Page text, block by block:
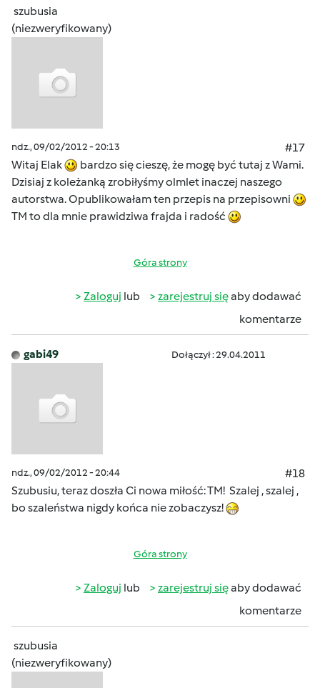
szubusia
(niezweryfikowany)
ndz., 09/02/2012 - 20:13
#17
Witaj Elak
bardzo się cieszę, że mogę być tutaj z Wami.
Dzisiaj z koleżanką zrobiłyśmy olmlet inaczej naszego
autorstwa. Opublikowałam ten przepis na przepisowni
TM to dla mnie prawidziwa frajda i radość
Góra strony
Zaloguj lub zarejestruj sięaby dodawać
komentarze
gabi49 Dołączył : 29.04.2011
ndz., 09/02/2012 - 20:44
#18
Szubusiu, teraz doszła Ci nowa miłość: TM! Szalej , szalej ,
bo szaleństwa nigdy końca nie zobaczysz!
Góra strony
Zaloguj lub zarejestruj sięaby dodawać
komentarze
szubusia
(niezweryfikowany)